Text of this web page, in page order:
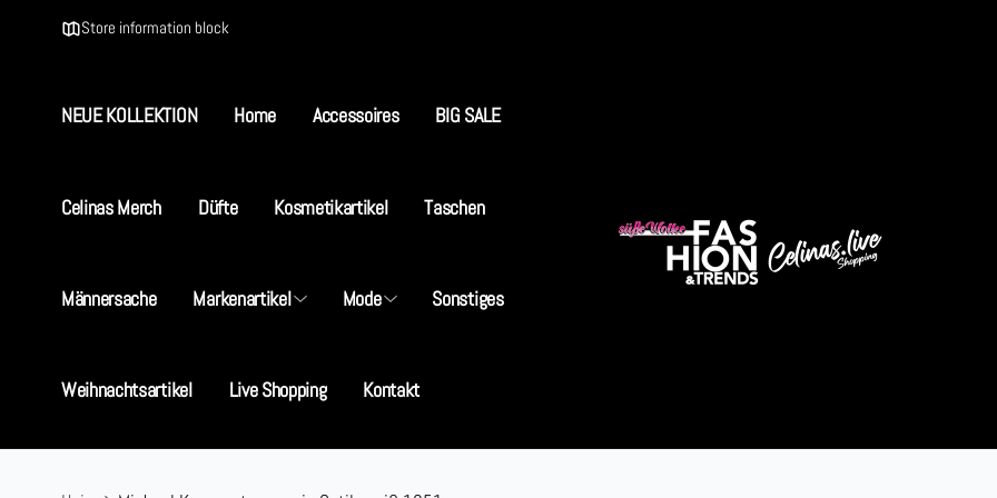
Store information block
NEUE KOLLEKTION Home Accessoires BIG SALE
Celinas Merch Düfte Kosmetikartikel Taschen
Männersache Markenartikel Mode Sonstiges
Weihnachtsartikel Live Shopping Kontakt
Süsse Wolke Fashion & Trends